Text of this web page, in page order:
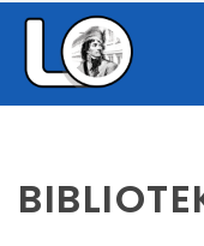
Biblioteka